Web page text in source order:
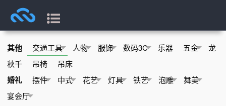
其他 交通工具 人物 服饰 数码3C 乐器 五金
龙
秋千
吊椅 吊床
婚礼 摆件 中式 花艺 灯具 铁艺 泡雕
舞美
宴会厅